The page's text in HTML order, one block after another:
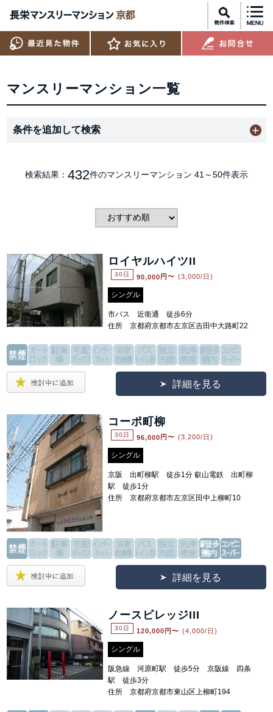
マンスリーマンション一覧
条件を追加して検索
検索結果： 432件のマンスリーマンション 41～50件表示
ロイヤルハイツII
30日 90,000 円〜 (3,000/日)
シングル
市バス 近衛通 徒歩6分
住所 京都府京都市左京区吉田中大路町22
詳細を見る
コーポ町柳
30日 96,000 円〜 (3,200/日)
シングル
京阪 出町柳駅 徒歩1分 叡山電鉄 出町柳
駅 徒歩1分
住所 京都府京都市左京区田中上柳町10
詳細を見る
ノースビレッジIII
30日 120,000 円〜 (4,000/日)
シングル
阪急線 河原町駅 徒歩5分 京阪線 四条
駅 徒歩3分
住所 京都府京都市東山区上柳町194